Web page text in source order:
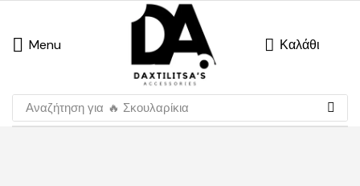
Menu Καλάθι
Αναζήτηση για 🔥 Σκουλαρίκια